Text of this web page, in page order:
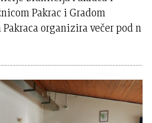
Pakrac i Gradom
organizira večer pod n